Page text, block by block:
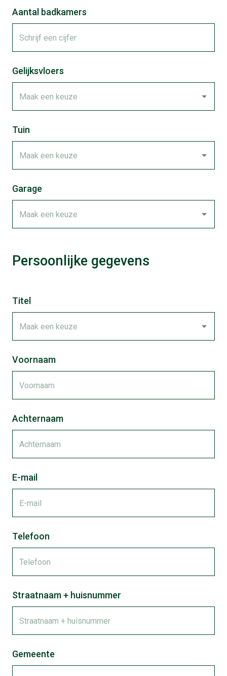
Aantal badkamers
Gelijksvloers
Tuin
Garage
Persoonlijke gegevens
Titel
Voornaam
Achternaam
E-mail
Telefoon
Straatnaam + huisnummer
Gemeente